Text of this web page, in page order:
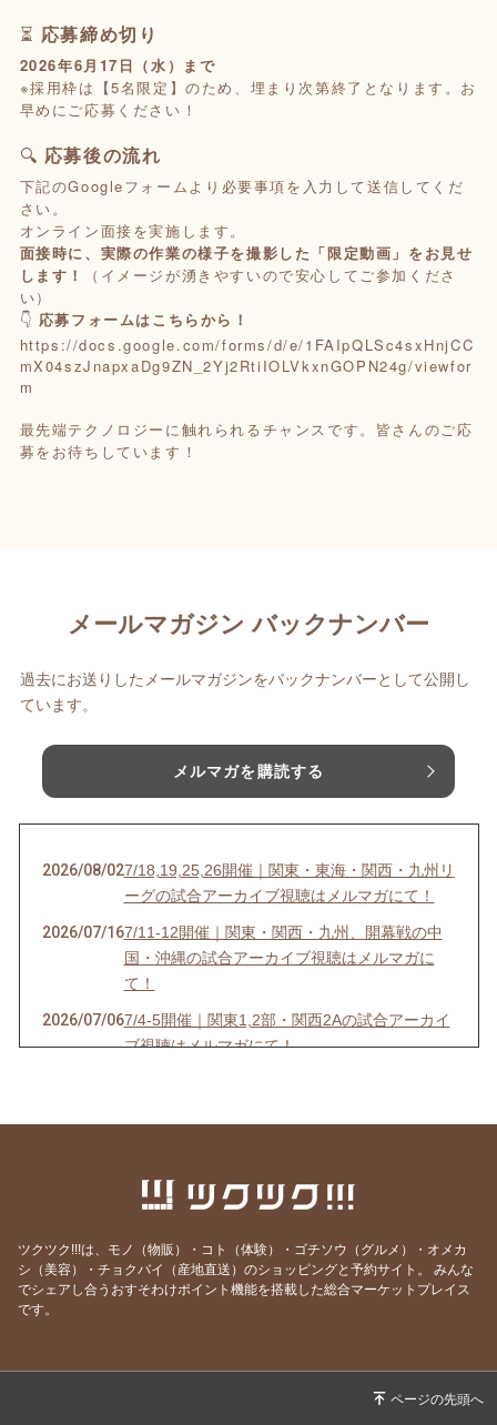
⏳ 応募締め切り
2026年6月17日（水）まで
※採用枠は【5名限定】のため、埋まり次第終了となります。お
早めにご応募ください！
🔍 応募後の流れ
下記のGoogleフォームより必要事項を入力して送信してくだ
さい。
オンライン面接を実施します。
面接時に、実際の作業の様子を撮影した「限定動画」をお見せ
します！
（イメージが湧きやすいので安心してご参加くださ
い）
👇 応募フォームはこちらから！
https://docs.google.com/forms/d/e/1FAIpQLSc4sxHnjCC
mX04szJnapxaDg9ZN_2Yj2RtiIOLVkxnGOPN24g/viewfor
m
最先端テクノロジーに触れられるチャンスです。皆さんのご応
募をお待ちしています！
メールマガジン バックナンバー
過去にお送りしたメールマガジンをバックナンバーとして公開し
ています。
メルマガを購読する
2026/08/027/18,19,25,26開催｜関東・東海・関西・九州リ
ーグの試合アーカイブ視聴はメルマガにて！
2026/07/167/11-12開催｜関東・関西・九州、開幕戦の中
国・沖縄の試合アーカイブ視聴はメルマガに
て！
2026/07/067/4-5開催｜関東1,2部・関西2Aの試合アーカイ
ブ視聴はメルマガにて！
6/20-21開催｜関東4部AB・東海1部・関西2C・
て！
2026/06/20 6/13-14開催｜関東3部ABC,4部E、九州リーグ
ツクツク!!!は、モノ（物販）・コト（体験）・ゴチソウ（グルメ）・オメカ
シ（美容）・チョクバイ（産地直送）のショッピングと予約サイト。
みんな
でシェアし合うおすそわけポイント機能を搭載した総合マーケットプレイス
です。